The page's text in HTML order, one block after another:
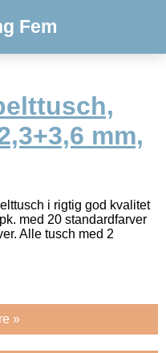
Fem
mm,
i rigtig god kvalitet
med 20 standardfarver
Alle tusch med 2
»